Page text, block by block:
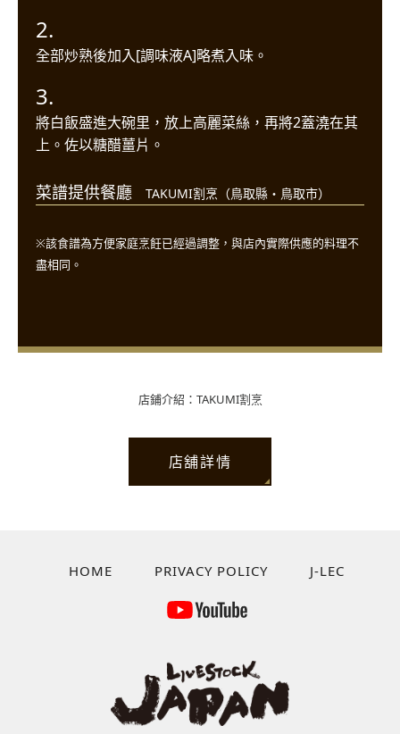
2.
全部炒熟後加入[調味液A]略煮入味。
3.
將白飯盛進大碗里，放上高麗菜絲，再將2蓋澆在其
上。佐以糖醋薑片。
菜譜提供餐廳 TAKUMI割烹（鳥取縣・鳥取市）
※該食譜為方便家庭烹飪已經過調整，與店內實際供應的料理不
盡相同。
店鋪介紹：TAKUMI割烹
店舖詳情
HOME PRIVACY POLICY J-LEC